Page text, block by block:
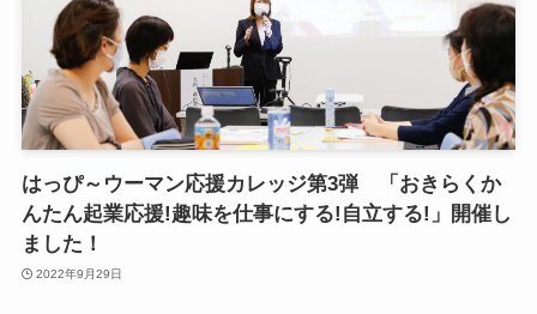
はっぴ～ウーマン応援カレッジ第3弾 「おきらくか
んたん起業応援!趣味を仕事にする!自立する!」開催し
ました！
2022年9月29日